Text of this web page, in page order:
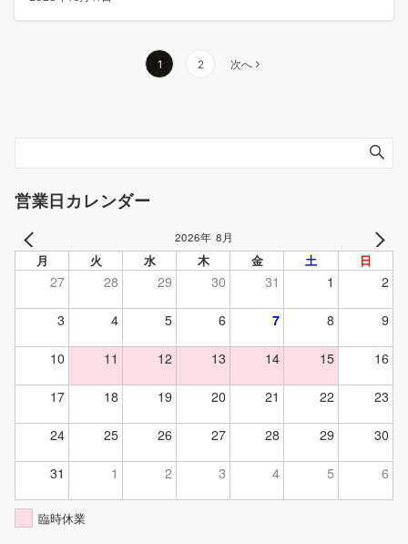
ジ
送
1 2 次へ
営業日カレンダー
2026年 8月
月 火 水 木 金 土 日
27 28 29 30 31 1 2
3 4 5 6 7 8 9
10 11 12 13 14 15 16
17 18 19 20 21 22 23
24 25 26 27 28 29 30
31 1 2 3 4 5 6
臨時休業